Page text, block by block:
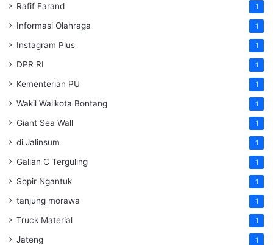
Rafif Farand 1
Informasi Olahraga 1
Instagram Plus 1
DPR RI 1
Kementerian PU 1
Wakil Walikota Bontang 1
Giant Sea Wall 1
di Jalinsum 1
Galian C Terguling 1
Sopir Ngantuk 1
tanjung morawa 1
Truck Material 1
Jateng 1